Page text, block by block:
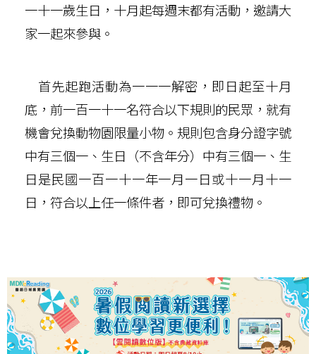
一十一歲生日，十月起每週末都有活動，邀請大
家一起來參與。
首先起跑活動為一一一解密，即日起至十月
底，前一百一十一名符合以下規則的民眾，就有
機會兌換動物園限量小物。規則包含身分證字號
中有三個一、生日（不含年分）中有三個一、生
日是民國一百一十一年一月一日或十一月十一
日，符合以上任一條件者，即可兌換禮物。